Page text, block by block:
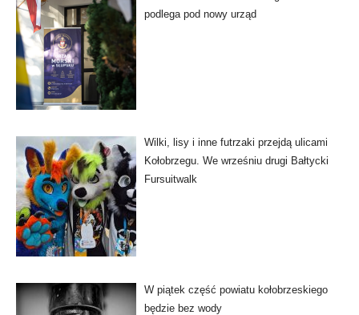
podlega pod nowy urząd
Wilki, lisy i inne futrzaki przejdą ulicami
Kołobrzegu. We wrześniu drugi Bałtycki
Fursuitwalk
W piątek część powiatu kołobrzeskiego
będzie bez wody